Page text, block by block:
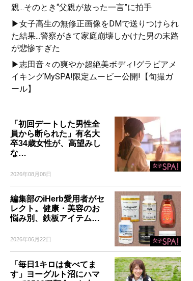
親...そのとき“父親が放った一言”に拍手
▶女子高生の無修正画像をDMで送りつけられ
た結果...警察がきて家庭崩壊しかけた男の末路
が悲惨すぎた
▶志田音々の爽やか超絶美ボディ!グラビアメ
イキングMySPA!限定ムービー公開!【旬撮ガ
ール】
「初回デートした男性全
員から断られた」有名大
卒34歳女性が、高望みし
な…
2026年08月08日
編集部のiHerb愛用者がセ
レクト。健康・美容のお
悩み別、鉄板アイテム…
2026年06月22日
「毎日1キロは食べてま
す」ヨーグルト沼にハマ